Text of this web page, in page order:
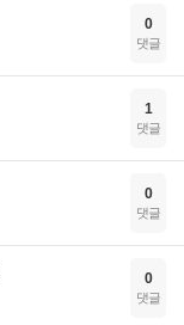
0
댓글
1
댓글
0
댓글
0
댓글